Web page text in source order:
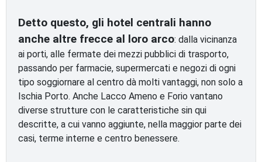
Detto questo, gli hotel centrali hanno
anche altre frecce al loro arco: dalla vicinanza
ai porti, alle fermate dei mezzi pubblici di trasporto,
passando per farmacie, supermercati e negozi di ogni
tipo soggiornare al centro dà molti vantaggi, non solo a
Ischia Porto. Anche Lacco Ameno e Forio vantano
diverse strutture con le caratteristiche sin qui
descritte, a cui vanno aggiunte, nella maggior parte dei
casi, terme interne e centro benessere.